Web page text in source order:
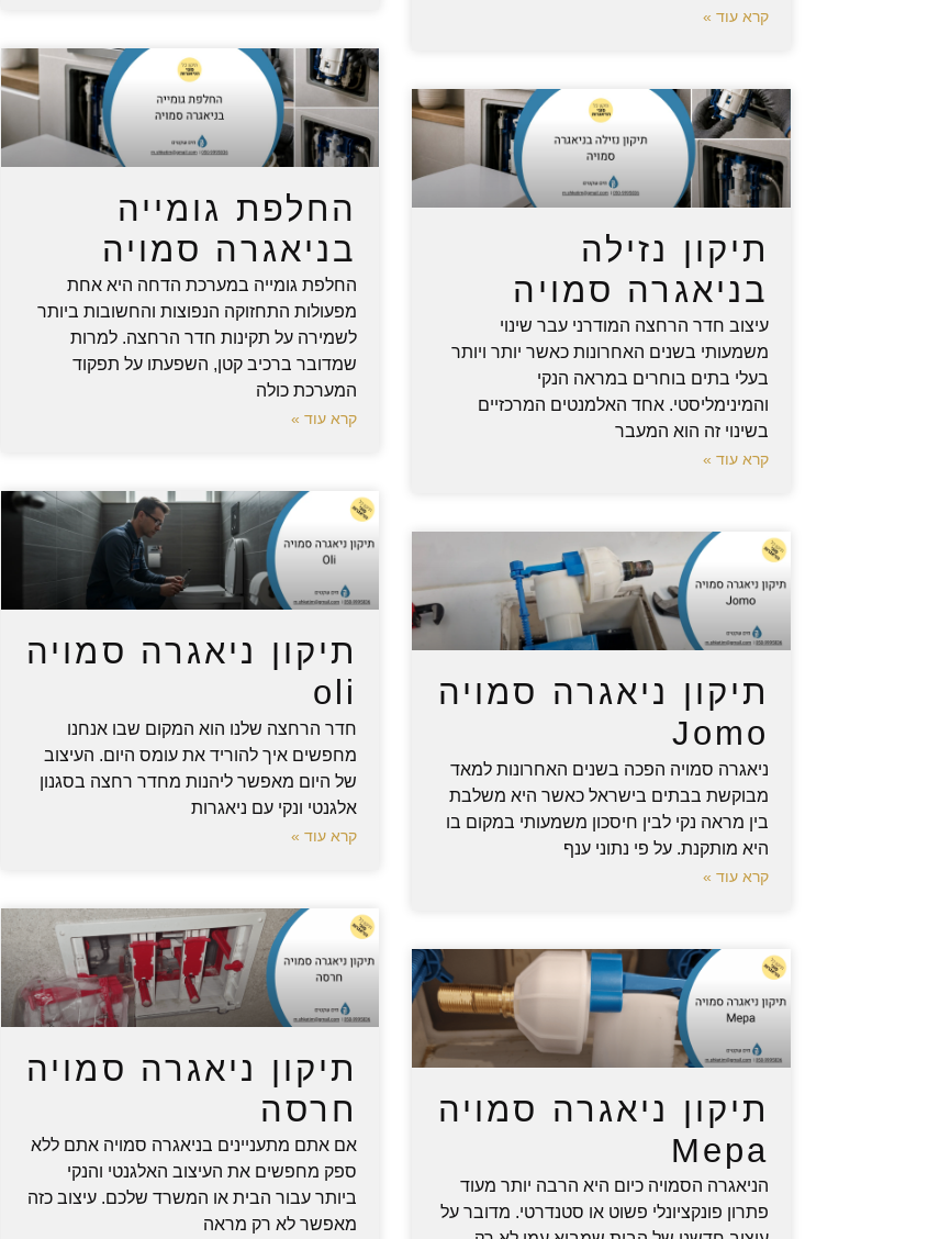
קרא עוד »
תיקון נזילה
בניאגרה סמויה
עיצוב חדר הרחצה המודרני עבר שינוי
משמעותי בשנים האחרונות כאשר יותר ויותר
בעלי בתים בוחרים במראה הנקי
והמינימליסטי. אחד האלמנטים המרכזיים
בשינוי זה הוא המעבר
קרא עוד »
החלפת גומייה
בניאגרה סמויה
החלפת גומייה במערכת הדחה היא אחת
מפעולות התחזוקה הנפוצות והחשובות ביותר
לשמירה על תקינות חדר הרחצה. למרות
שמדובר ברכיב קטן, השפעתו על תפקוד
המערכת כולה
קרא עוד »
תיקון ניאגרה סמויה
Jomo
ניאגרה סמויה הפכה בשנים האחרונות למאד
מבוקשת בבתים בישראל כאשר היא משלבת
בין מראה נקי לבין חיסכון משמעותי במקום בו
היא מותקנת. על פי נתוני ענף
קרא עוד »
תיקון ניאגרה סמויה
oli
חדר הרחצה שלנו הוא המקום שבו אנחנו
מחפשים איך להוריד את עומס היום. העיצוב
של היום מאפשר ליהנות מחדר רחצה בסגנון
אלגנטי ונקי עם ניאגרות
קרא עוד »
תיקון ניאגרה סמויה
Mepa
הניאגרה הסמויה כיום היא הרבה יותר מעוד
פתרון פונקציונלי פשוט או סטנדרטי. מדובר על
תיקון ניאגרה סמויה
חרסה
אם אתם מתעניינים בניאגרה סמויה אתם ללא
ספק מחפשים את העיצוב האלגנטי והנקי
ביותר עבור הבית או המשרד שלכם. עיצוב כזה
מאפשר לא רק מראה